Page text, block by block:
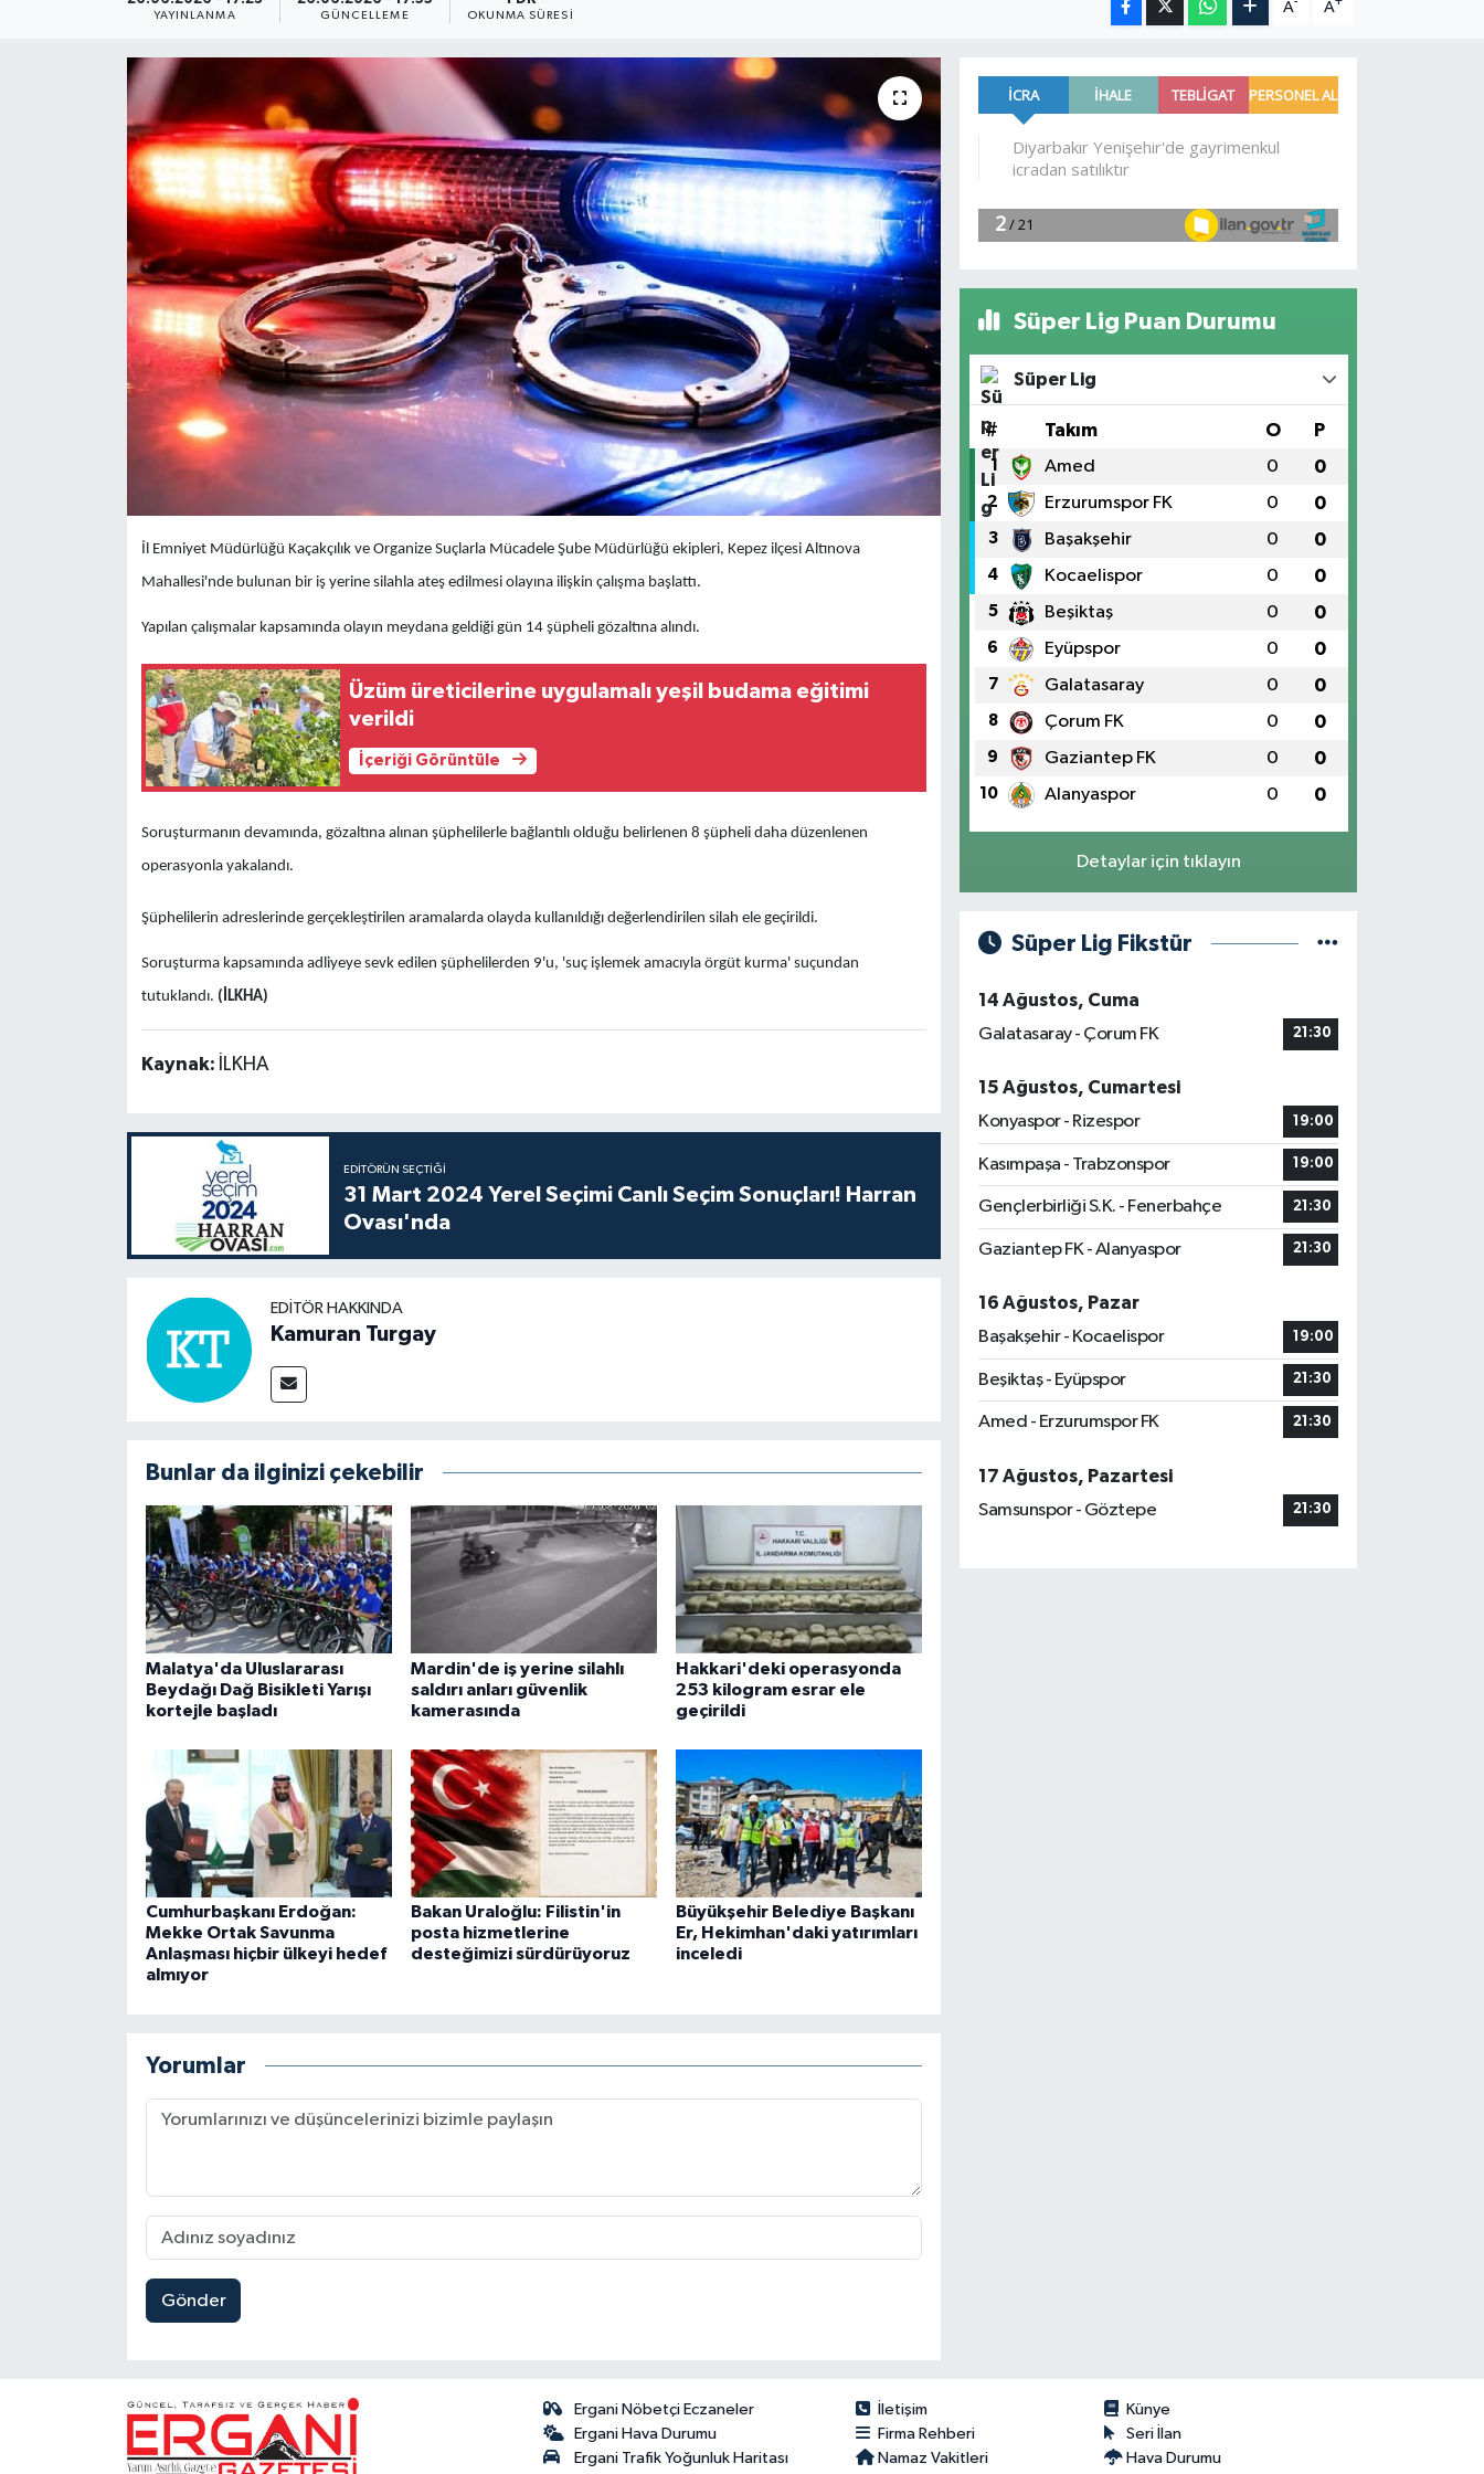
YAYINLANMA GÜNCELLEME OKUNMA SÜRESI
A A
İl Emniyet Müdürlüğü Kaçakçılık ve Organize Suçlarla Mücadele Şube Müdürlüğü ekipleri, Kepez ilçesi Altınova
Mahallesi'nde bulunan bir iş yerine silahla ateş edilmesi olayına ilişkin çalışma başlattı.
Yapılan çalışmalar kapsamında olayın meydana geldiği gün 14 şüpheli gözaltına alındı.
Üzüm üreticilerine uygulamalı yeşil budama eğitimi
verildi
İçeriği Görüntüle
Soruşturmanın devamında, gözaltına alınan şüphelilerle bağlantılı olduğu belirlenen 8 şüpheli daha düzenlenen
operasyonla yakalandı.
Şüphelilerin adreslerinde gerçekleştirilen aramalarda olayda kullanıldığı değerlendirilen silah ele geçirildi.
Soruşturma kapsamında adliyeye sevk edilen şüphelilerden 9'u, 'suç işlemek amacıyla örgüt kurma' suçundan
tutuklandı. (İLKHA)
Kaynak: İLKHA
EDITÖRÜN SEÇTIĞI
31 Mart 2024 Yerel Seçimi Canlı Seçim Sonuçları! Harran
Ovası'nda
EDITÖR HAKKINDA
Kamuran Turgay
Bunlar da ilginizi çekebilir
Malatya'da Uluslararası
Beydağı Dağ Bisikleti Yarışı
kortejle başladı
Mardin'de iş yerine silahlı
saldırı anları güvenlik
kamerasında
Hakkari'deki operasyonda
253 kilogram esrar ele
geçirildi
Cumhurbaşkanı Erdoğan:
Mekke Ortak Savunma
Anlaşması hiçbir ülkeyi hedef
almıyor
Bakan Uraloğlu: Filistin'in
posta hizmetlerine
desteğimizi sürdürüyoruz
Büyükşehir Belediye Başkanı
Er, Hekimhan'daki yatırımları
inceledi
Yorumlar
Gönder
Süper Lig Puan Durumu
Süper Lig
# Takım O P
1 Amed 0 0
2 Erzurumspor FK 0 0
3 Başakşehir 0 0
4 Kocaelispor 0 0
5 Beşiktaş 0 0
6 Eyüpspor 0 0
7 Galatasaray 0 0
8 Çorum FK 0 0
9 Gaziantep FK 0 0
10 Alanyaspor 0 0
Detaylar için tıklayın
Süper Lig Fikstür
14 Ağustos, Cuma
Galatasaray - Çorum FK
21:30
15 Ağustos, Cumartesi
Konyaspor - Rizespor
19:00
Kasımpaşa - Trabzonspor 19:00
Gençlerbirliği S.K. - Fenerbahçe 21:30
Gaziantep FK - Alanyaspor 21:30
16 Ağustos, Pazar
Başakşehir - Kocaelispor
19:00
Beşiktaş - Eyüpspor 21:30
Amed - Erzurumspor FK 21:30
17 Ağustos, Pazartesi
Samsunspor - Göztepe
21:30
Ergani Nöbetçi Eczaneler
Ergani Hava Durumu
Ergani Trafik Yoğunluk Haritası
İletişim
Künye
Firma Rehberi
Seri İlan
Namaz Vakitleri
Hava Durumu
Bi̇li̇m & Teknoloji̇